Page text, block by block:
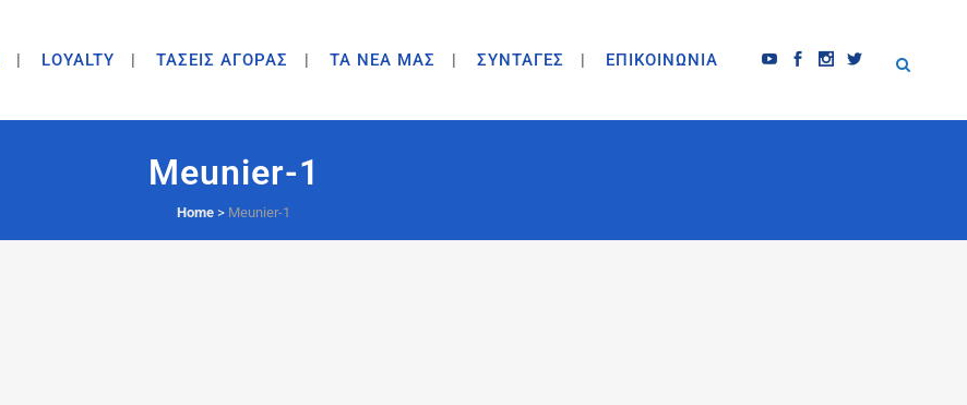
LOYALTY ΤΑΣΕΙΣ ΑΓΟΡΑΣ ΤΑ ΝΕΑ ΜΑΣ ΣΥΝΤΑΓΕΣ ΕΠΙΚΟΙΝΩΝΙΑ
Meunier-1
Home > Meunier-1